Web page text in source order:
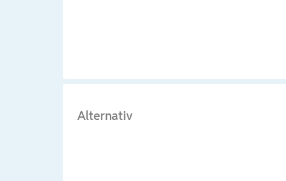
Alternativ